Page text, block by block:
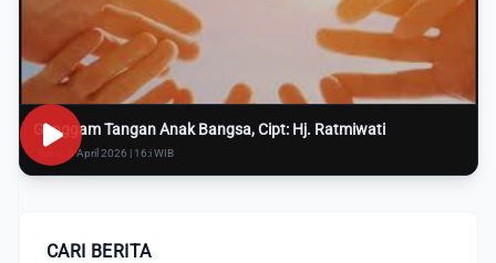
Genggam Tangan Anak Bangsa, Cipt: Hj. Ratmiwati
Rabu, 8 April 2026 | 16:i WIB
CARI BERITA